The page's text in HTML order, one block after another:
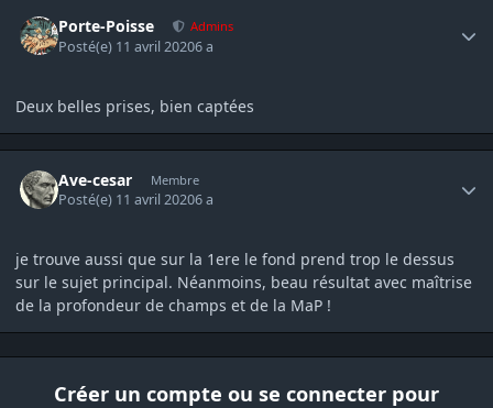
Porte-Poisse Admins
Posté(e) 11 avril 20206 a
Deux belles prises, bien captées
Ave-cesar Membre
Posté(e) 11 avril 20206 a
je trouve aussi que sur la 1ere le fond prend trop le dessus
sur le sujet principal. Néanmoins, beau résultat avec maîtrise
de la profondeur de champs et de la MaP !
Créer un compte ou se connecter pour